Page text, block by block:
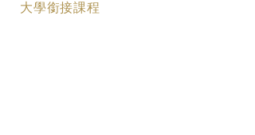
大學銜接課程